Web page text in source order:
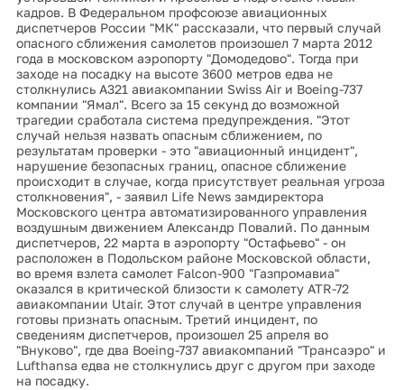
кадров. В Федеральном профсоюзе авиационных
диспетчеров России "МК" рассказали, что первый случай
опасного сближения самолетов произошел 7 марта 2012
года в московском аэропорту "Домодедово". Тогда при
заходе на посадку на высоте 3600 метров едва не
столкнулись А321 авиакомпании Swiss Air и Boeing-737
компании "Ямал". Всего за 15 секунд до возможной
трагедии сработала система предупреждения. "Этот
случай нельзя назвать опасным сближением, по
результатам проверки - это "авиационный инцидент",
нарушение безопасных границ, опасное сближение
происходит в случае, когда присутствует реальная угроза
столкновения", - заявил Life News замдиректора
Московского центра автоматизированного управления
воздушным движением Александр Повалий. По данным
диспетчеров, 22 марта в аэропорту "Остафьево" - он
расположен в Подольском районе Московской области,
во время взлета самолет Falcon-900 "Газпромавиа"
оказался в критической близости к самолету ATR-72
авиакомпании Utair. Этот случай в центре управления
готовы признать опасным. Третий инцидент, по
сведениям диспетчеров, произошел 25 апреля во
"Внуково", где два Boeing-737 авиакомпаний "Трансаэро" и
Lufthansa едва не столкнулись друг с другом при заходе
на посадку.